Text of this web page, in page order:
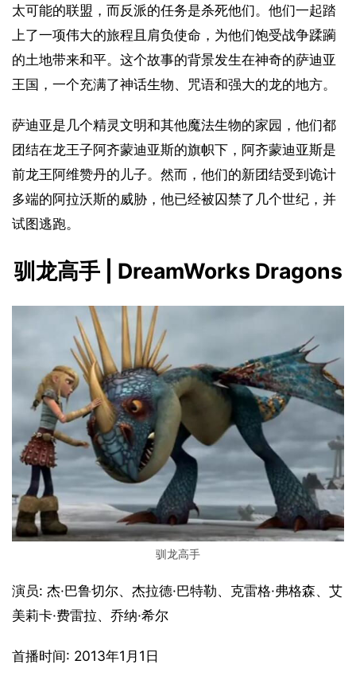
太可能的联盟，而反派的任务是杀死他们。他们一起踏
上了一项伟大的旅程且肩负使命，为他们饱受战争蹂躏
的土地带来和平。这个故事的背景发生在神奇的萨迪亚
王国，一个充满了神话生物、咒语和强大的龙的地方。
萨迪亚是几个精灵文明和其他魔法生物的家园，他们都
团结在龙王子阿齐蒙迪亚斯的旗帜下，阿齐蒙迪亚斯是
前龙王阿维赞丹的儿子。然而，他们的新团结受到诡计
多端的阿拉沃斯的威胁，他已经被囚禁了几个世纪，并
试图逃跑。
驯龙高手 | DreamWorks Dragons
驯龙高手
演员: 杰·巴鲁切尔、杰拉德·巴特勒、克雷格·弗格森、艾
美莉卡·费雷拉、乔纳·希尔
首播时间: 2013年1月1日